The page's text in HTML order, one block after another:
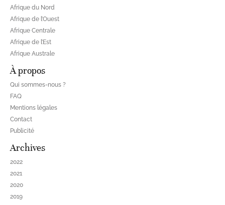
Afrique du Nord
Afrique de l’Ouest
Afrique Centrale
Afrique de l’Est
Afrique Australe
À propos
Qui sommes-nous ?
FAQ
Mentions légales
Contact
Publicité
Archives
2022
2021
2020
2019